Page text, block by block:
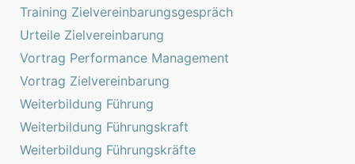
Training Zielvereinbarungsgespräch
Urteile Zielvereinbarung
Vortrag Performance Management
Vortrag Zielvereinbarung
Weiterbildung Führung
Weiterbildung Führungskraft
Weiterbildung Führungskräfte